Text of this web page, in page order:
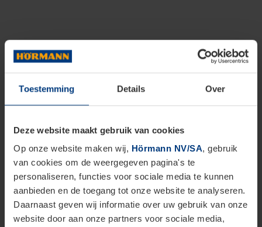
Toestemming Details Over
Deze website maakt gebruik van cookies
Op onze website maken wij, Hörmann NV/SA, gebruik
van cookies om de weergegeven pagina's te
personaliseren, functies voor sociale media te kunnen
aanbieden en de toegang tot onze website te analyseren.
Daarnaast geven wij informatie over uw gebruik van onze
website door aan onze partners voor sociale media,